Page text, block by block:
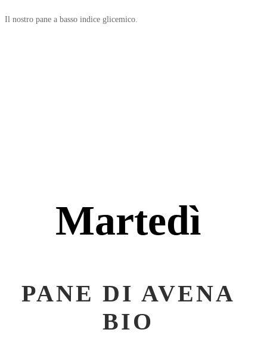
Il nostro pane a basso indice glicemico.
Martedì
PANE DI AVENA
BIO